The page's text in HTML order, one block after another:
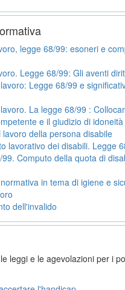
legge 68/99: esoneri e
Legge 68/99: Gli aventi
Legge 68/99 e
La legge 68/99 :
e il giudizio di idoneità
lavoro della persona disabile
lavorativo dei disabili. Legge
Computo della quota di
in tema di igiene e
dell'invalido
leggi e le agevolazioni per i